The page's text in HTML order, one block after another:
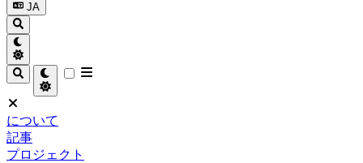
JA
について
記事
プロジェクト